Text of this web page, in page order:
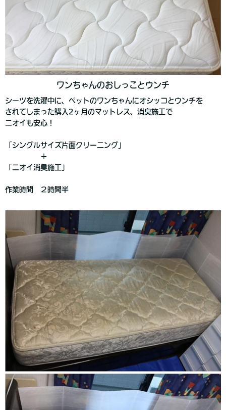
ワンちゃんのおしっことウンチ
シーツを洗濯中に、ペットのワンちゃんにオシッコとウンチを
されてしまった購入2ヶ月のマットレス、消臭施工で
ニオイも安心！
「シングルサイズ片面クリーニング」
＋
「ニオイ消臭施工」
作業時間 ２時間半